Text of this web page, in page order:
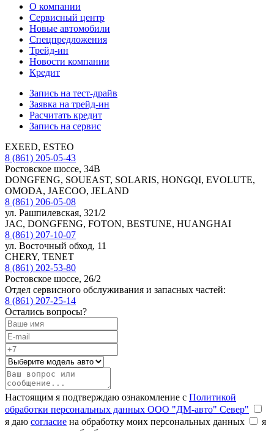
О компании
Сервисный центр
Новые автомобили
Cпецпредложения
Трейд-ин
Новости компании
Кредит
Запись на тест-драйв
Заявка на трейд-ин
Расчитать кредит
Запись на сервис
EXEED, ESTEO
8 (861) 205-05-43
Ростовское шоссе, 34В
DONGFENG, SOUEAST, SOLARIS, HONGQI, EVOLUTE,
OMODA, JAECOO, JELAND
8 (861) 206-05-08
ул. Рашпилевская, 321/2
JAC, DONGFENG, FOTON, BESTUNE, HUANGHAI
8 (861) 207-10-07
ул. Восточный обход, 11
CHERY, TENET
8 (861) 202-53-80
Ростовское шоссе, 26/2
Отдел сервисного обслуживания и запасных частей:
8 (861) 207-25-14
Остались вопросы?
Настоящим я подтверждаю ознакомление с Политикой
обработки персональных данных ООО "ДМ-авто" Север"
я даю согласие на обработку моих персональных данных
я